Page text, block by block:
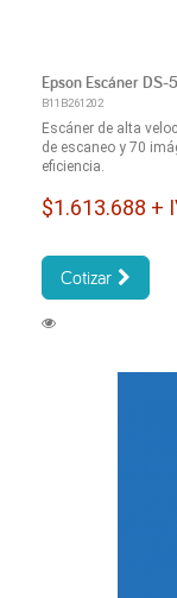
Epson Escáner
B11B261202
Escáner de alta
de escaneo y 70
eficiencia.
$1.613.688 +
Cotizar